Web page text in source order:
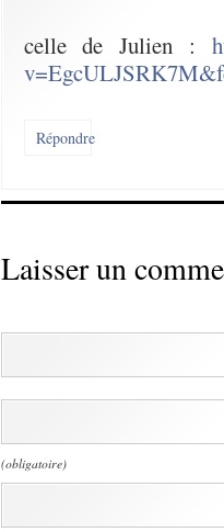
celle de Julien :
Répondre
Laisser un
(obligatoire)